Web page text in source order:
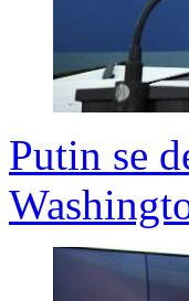
Putin se